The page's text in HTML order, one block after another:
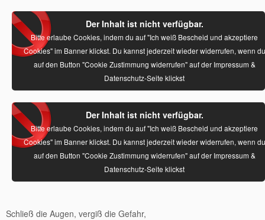
Der Inhalt ist nicht verfügbar.
Bitte erlaube Cookies, indem du auf "Ich weiß Bescheid und akzeptiere
Cookies" im Banner klickst. Du kannst jederzeit wieder widerrufen, wenn du
auf den Button "Cookie Zustimmung widerrufen" auf der Impressum &
Datenschutz-Seite klickst
Der Inhalt ist nicht verfügbar.
Bitte erlaube Cookies, indem du auf "Ich weiß Bescheid und akzeptiere
Cookies" im Banner klickst. Du kannst jederzeit wieder widerrufen, wenn du
auf den Button "Cookie Zustimmung widerrufen" auf der Impressum &
Datenschutz-Seite klickst
Schließ die Augen, vergiß die Gefahr,